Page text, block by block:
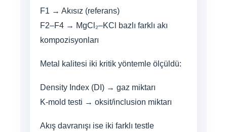
F1 → Akısız (referans)
F2–F4 → MgCl₂–KCl bazlı farklı akı
kompozisyonları
Metal kalitesi iki kritik yöntemle ölçüldü:
Density Index (DI) → gaz miktarı
K-mold testi → oksit/inclusion miktarı
Akış davranışı ise iki farklı testle